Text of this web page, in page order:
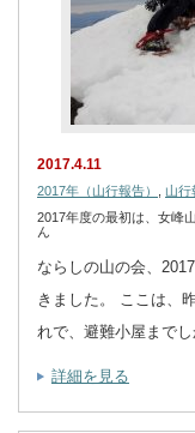
2017.4.11
2017年（山行報告）
山行
2017年度の最初は、女峰
ん
ならしの山の会、
きました。 ここは、
れで、避難小屋まで
詳細を見る